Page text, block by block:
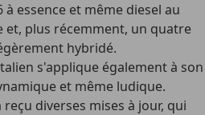
à essence et même diesel au
et, plus récemment, un quatre
hybridé.
s'applique également à son
et même ludique.
reçu diverses mises à jour, qui